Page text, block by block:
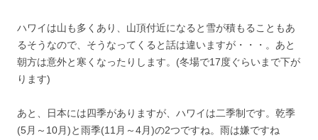
ハワイは山も多くあり、山頂付近になると雪が積もることもあ
るそうなので、そうなってくると話は違いますが・・・。あと
朝方は意外と寒くなったりします。(冬場で17度ぐらいまで下が
ります)
あと、日本には四季がありますが、ハワイは二季制です。乾季
(5月～10月)と雨季(11月～4月)の2つですね。雨は嫌ですね